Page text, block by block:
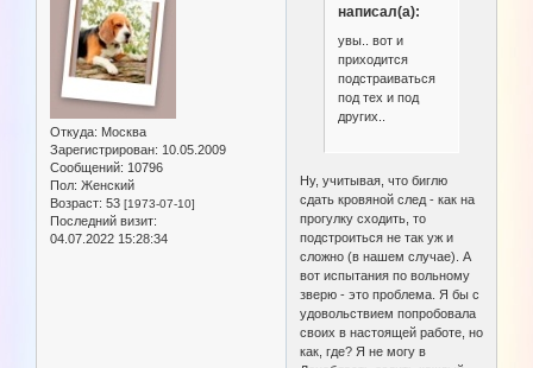
Откуда: Москва
Зарегистрирован: 10.05.2009
Сообщений: 10796
Пол: Женский
Возраст: 53 [1973-07-10]
Последний визит:
04.07.2022 15:28:34
написал(а):
увы.. вот и
приходится
подстраиваться
под тех и под
других..
Ну, учитывая, что биглю
сдать кровяной след - как на
прогулку сходить, то
подстроиться не так уж и
сложно (в нашем случае). А
вот испытания по вольному
зверю - это проблема. Я бы с
удовольствием попробовала
своих в настоящей работе, но
как, где? Я не могу в